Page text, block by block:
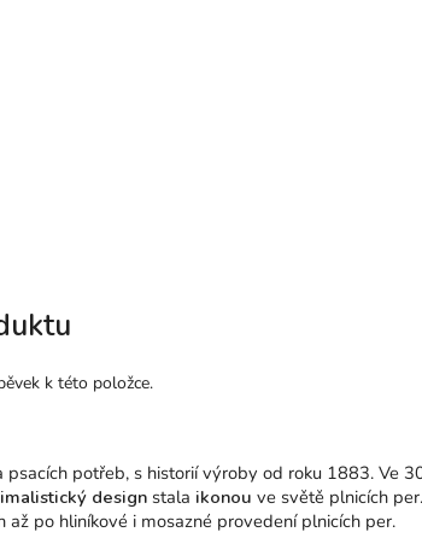
k této položce.
psacích potřeb, s historií výroby od roku 1883. Ve
design stala ikonou ve světě plnicích
až po hliníkové i mosazné provedení plnicích per.